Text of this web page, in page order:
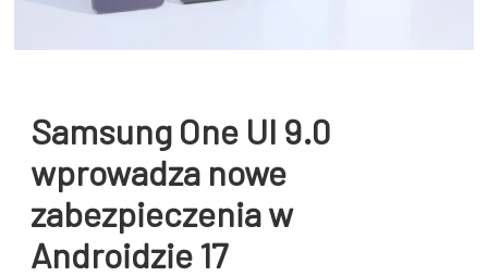
Samsung One UI 9.0
wprowadza nowe
zabezpieczenia w
Androidzie 17